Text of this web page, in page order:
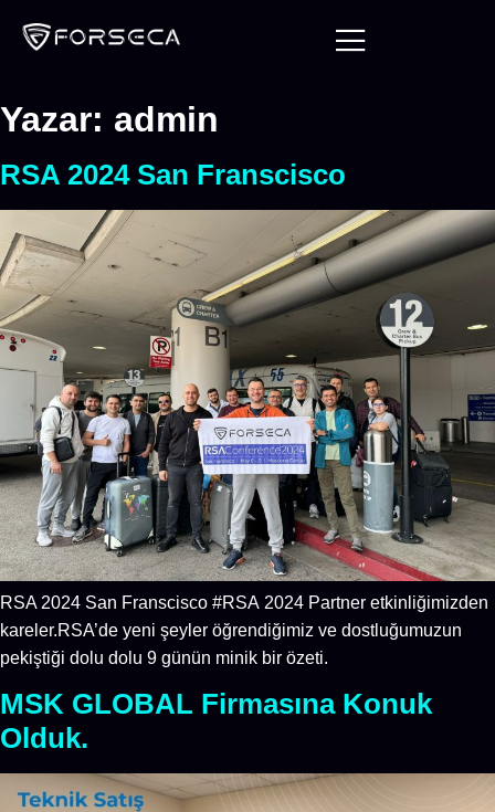
Yazar: admin
RSA 2024 San Franscisco
RSA 2024 San Franscisco #RSA 2024 Partner etkinliğimizden
kareler.RSA’de yeni şeyler öğrendiğimiz ve dostluğumuzun
pekiştiği dolu dolu 9 günün minik bir özeti.
MSK GLOBAL Firmasına Konuk
Olduk.